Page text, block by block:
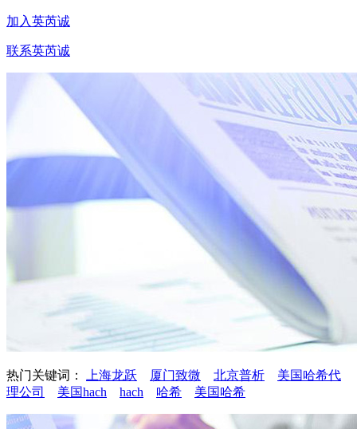
加入英芮诚
联系英芮诚
热门关键词： 上海龙跃 厦门致微 北京普析
美国哈希代
理公司
美国hach hach 哈希 美国哈希